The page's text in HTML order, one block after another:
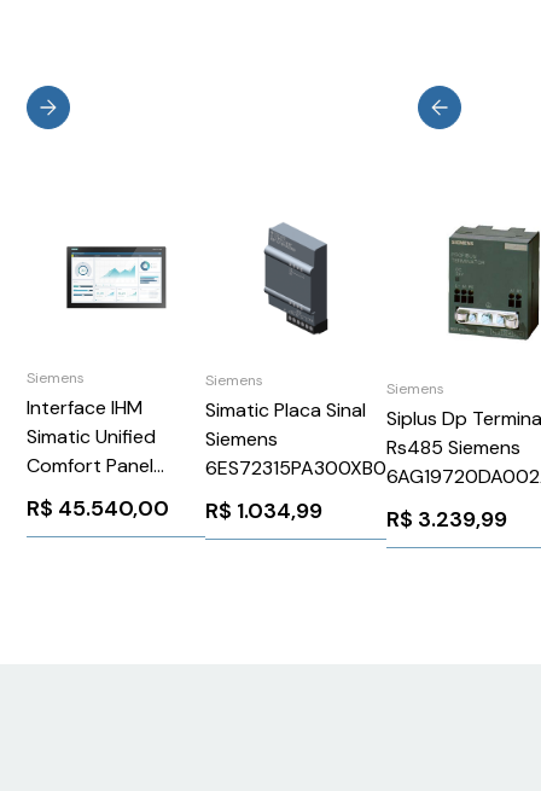
Siemens
Interface IHM
Simatic Unified
Comfort Panel
Touch 15" MTP1500
6AV21283QB060AX1
R$ 45.540,00
Siemens
Simatic Placa Sinal
Siemens
6ES72315PA300XB0
R$ 1.034,99
Siemens
Siplus Dp
Rs485 Siemens
R$ 3.239,99